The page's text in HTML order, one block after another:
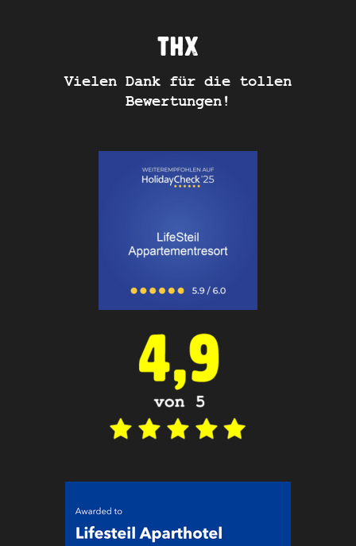
THX
Vielen Dank für die tollen
Bewertungen!